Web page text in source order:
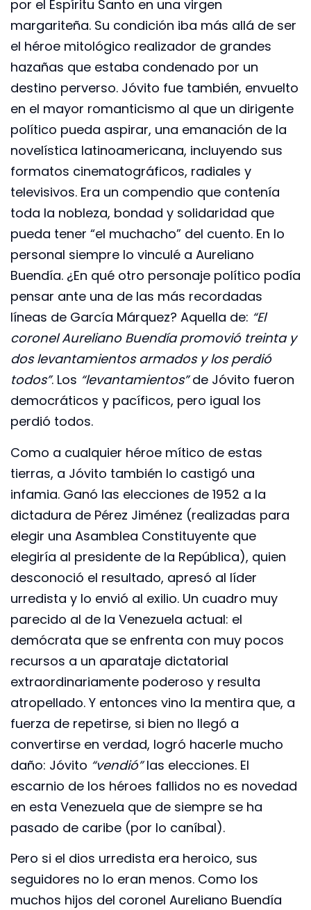
por el Espíritu Santo en una virgen
margariteña. Su condición iba más allá de ser
el héroe mitológico realizador de grandes
hazañas que estaba condenado por un
destino perverso. Jóvito fue también, envuelto
en el mayor romanticismo al que un dirigente
político pueda aspirar, una emanación de la
novelística latinoamericana, incluyendo sus
formatos cinematográficos, radiales y
televisivos. Era un compendio que contenía
toda la nobleza, bondad y solidaridad que
pueda tener “el muchacho” del cuento. En lo
personal siempre lo vinculé a Aureliano
Buendía. ¿En qué otro personaje político podía
pensar ante una de las más recordadas
líneas de García Márquez? Aquella de: “El
coronel Aureliano Buendía promovió treinta y
dos levantamientos armados y los perdió
todos”. Los “levantamientos”de Jóvito fueron
democráticos y pacíficos, pero igual los
perdió todos.
Como a cualquier héroe mítico de estas
tierras, a Jóvito también lo castigó una
infamia. Ganó las elecciones de 1952 a la
dictadura de Pérez Jiménez (realizadas para
elegir una Asamblea Constituyente que
elegiría al presidente de la República), quien
desconoció el resultado, apresó al líder
urredista y lo envió al exilio. Un cuadro muy
parecido al de la Venezuela actual: el
demócrata que se enfrenta con muy pocos
recursos a un aparataje dictatorial
extraordinariamente poderoso y resulta
atropellado. Y entonces vino la mentira que, a
fuerza de repetirse, si bien no llegó a
convertirse en verdad, logró hacerle mucho
daño: Jóvito “vendió”las elecciones. El
escarnio de los héroes fallidos no es novedad
en esta Venezuela que de siempre se ha
pasado de caribe (por lo caníbal).
Pero si el dios urredista era heroico, sus
seguidores no lo eran menos. Como los
muchos hijos del coronel Aureliano Buendía